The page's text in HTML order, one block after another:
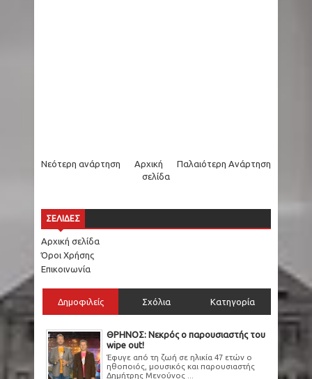
Νεότερη ανάρτηση Παλαιότερη Ανάρτηση
Αρχική
σελίδα
ΣΕΛΙΔΕΣ
Αρχική σελίδα
Όροι Χρήσης
Επικοινωνία
Δημοφιλείς Σχόλια Κατηγορία
ΘΡΗΝΟΣ: Νεκρός ο παρουσιαστής του
wipe out!
Έφυγε από τη ζωή σε ηλικία 47 ετών ο
ηθοποιός, μουσικός και παρουσιαστής
Δημήτρης Μενούνος ...